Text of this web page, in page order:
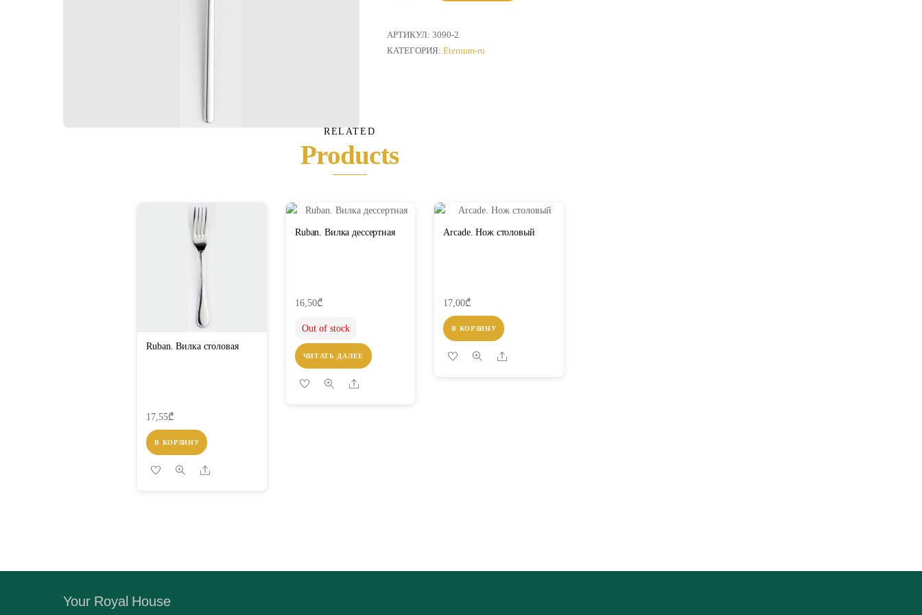
LО.
Ложка
АРТИКУЛ: 3090-2
КАТЕГОРИЯ: Eternum-ru
RELATED
Products
Ruban. Вилка столовая
17,55₾
В КОРЗИНУ
Share
Ruban. Вилка дессертная
16,50₾
Out of stock
ЧИТАТЬ ДАЛЕЕ
Share
Arcade. Нож столовый
17,00₾
В КОРЗИНУ
Share
Your Royal House